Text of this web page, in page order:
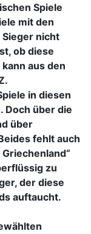
Spiele
mit den
nicht
ob diese
aus den
in diesen
Doch über die
über
fehlt auch
zu
der diese
auftaucht.